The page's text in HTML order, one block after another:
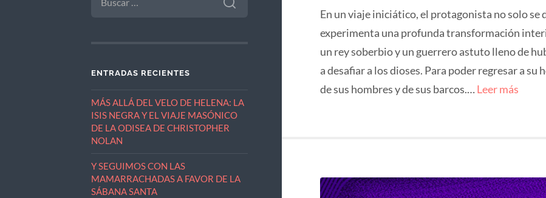
ENTRADAS RECIENTES
MÁS ALLÁ DEL VELO DE HELENA: LA
ISIS NEGRA Y EL VIAJE MASÓNICO
DE LA ODISEA DE CHRISTOPHER
NOLAN
Y SEGUIMOS CON LAS
MAMARRACHADAS A FAVOR DE LA
SÁBANA SANTA
En un viaje iniciático, el protagonista no solo se
experimenta una profunda transformación
un rey soberbio y un guerrero astuto lleno de
a desafiar a los dioses. Para poder regresar a su
de sus hombres y de sus barcos.…Leer más